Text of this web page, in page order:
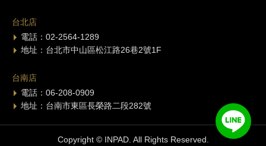
台北店
電話：02-2564-1289
地址：台北市中山區松江路26巷2號1F
台南店
電話：06-208-0909
地址：台南市東區長榮路二段282號
Copyright © INPAD. All Rights Reserved.